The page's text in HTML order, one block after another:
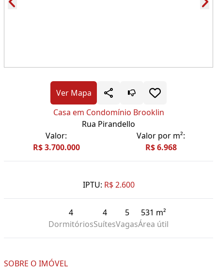
Ver Mapa
Casa em Condomínio Brooklin
Rua Pirandello
Valor:
R$ 3.700.000
Valor por m²:
R$ 6.968
IPTU: R$ 2.600
4
Dormitórios
4
Suítes
5
Vagas
531 m²
Área útil
SOBRE O IMÓVEL